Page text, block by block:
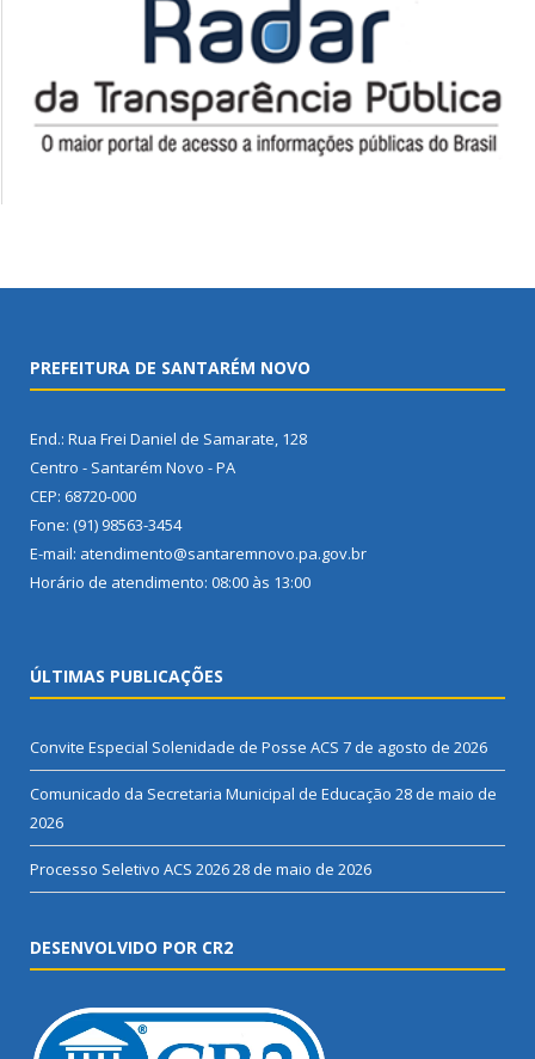
PREFEITURA DE SANTARÉM NOVO
End.: Rua Frei Daniel de Samarate, 128
Centro - Santarém Novo - PA
CEP: 68720-000
Fone: (91) 98563-3454
E-mail: atendimento@santaremnovo.pa.gov.br
Horário de atendimento: 08:00 às 13:00
ÚLTIMAS PUBLICAÇÕES
Convite Especial Solenidade de Posse ACS 7 de agosto de 2026
Comunicado da Secretaria Municipal de Educação 28 de maio de
2026
Processo Seletivo ACS 202628 de maio de 2026
DESENVOLVIDO POR CR2